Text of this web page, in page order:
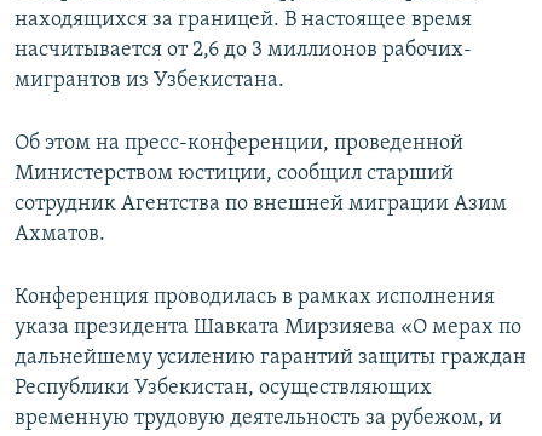
находящихся за границей. В настоящее время
насчитывается от 2,6 до 3 миллионов рабочих-
мигрантов из Узбекистана.
Об этом на пресс-конференции, проведенной
Министерством юстиции, сообщил старший
сотрудник Агентства по внешней миграции Азим
Ахматов.
Конференция проводилась в рамках исполнения
указа президента Шавката Мирзияева «О мерах по
дальнейшему усилению гарантий защиты граждан
Республики Узбекистан, осуществляющих
временную трудовую деятельность за рубежом, и